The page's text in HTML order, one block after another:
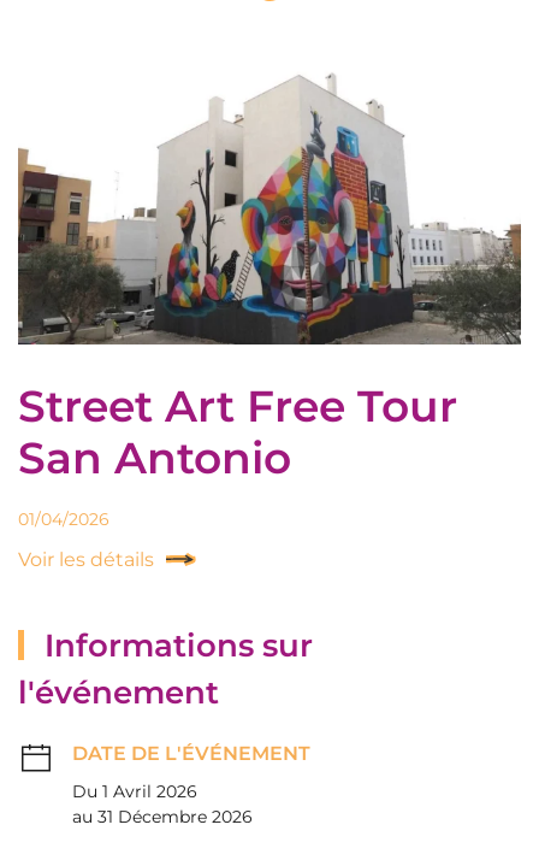
Street Art Free Tour
San Antonio
01/04/2026
Voir les détails
Informations sur
l'événement
DATE DE L'ÉVÉNEMENT
Du 1 Avril 2026
au 31 Décembre 2026